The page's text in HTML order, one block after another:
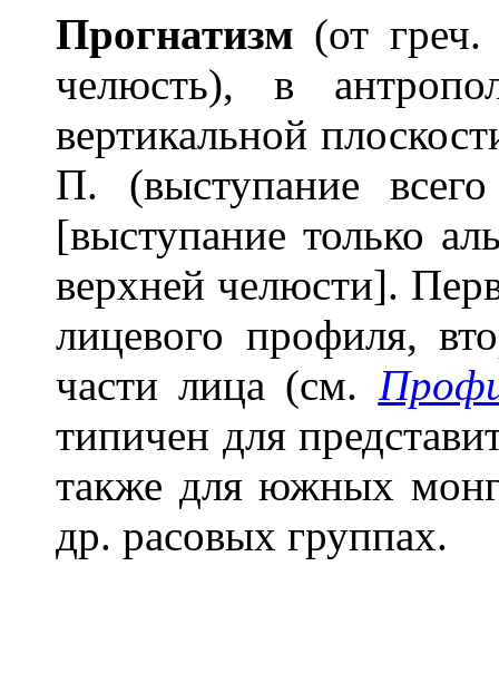
Прогнатизм (от
челюсть), в
вертикальной
П. (выступание
[выступание только
верхней челюсти].
лицевого профиля,
части лица (см.
типичен для
также для южных
др. расовых группах.